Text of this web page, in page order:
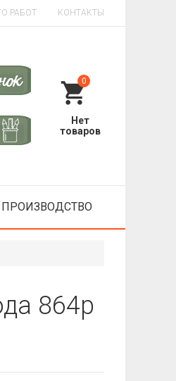
РАБОТ КОНТАКТЫ
0
ПРОИЗВОДСТВО
864p